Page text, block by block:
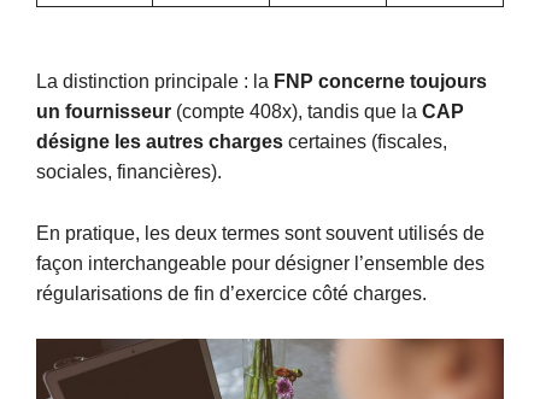
La distinction principale : la FNP concerne toujours
un fournisseur (compte 408x), tandis que la CAP
désigne les autres charges certaines (fiscales,
sociales, financières).
En pratique, les deux termes sont souvent utilisés de
façon interchangeable pour désigner l’ensemble des
régularisations de fin d’exercice côté charges.